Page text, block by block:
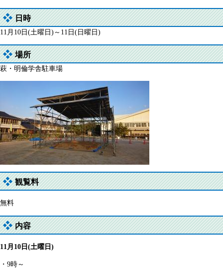
日時
11月10日(土曜日)～11日(日曜日)
場所
萩・明倫学舎駐車場
観覧料
無料
内容
11月10日(土曜日)
・9時～